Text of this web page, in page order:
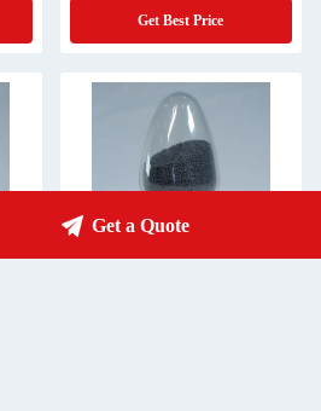
Get Best Price
Get a Quote